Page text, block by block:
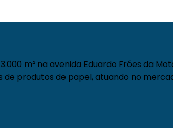
m² na avenida Eduardo Fróes da
produtos de papel, atuando no